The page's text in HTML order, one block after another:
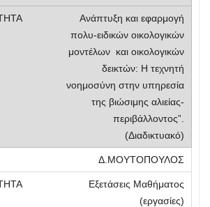
Ανάπτυξη και εφαρμογή
πολυ-ειδικών οικολογικών
μοντέλων και οικολογικών
δεικτών: Η τεχνητή
νοημοσύνη στην υπηρεσία
της βιώσιμης αλιείας-
περιβάλλοντος”.
(Διαδικτυακό)
Δ.ΜΟΥΤΟΠΟΥΛΟΣ
Εξετάσεις Μαθήματος
(εργασίες)